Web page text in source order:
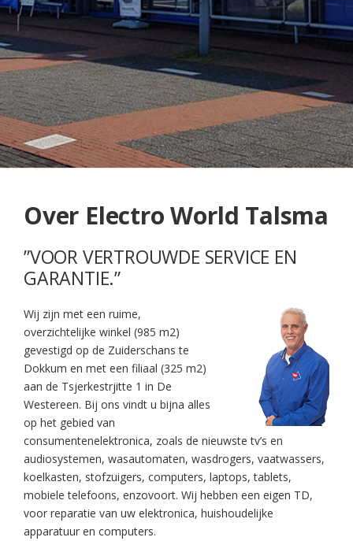
Over Electro World Talsma
”VOOR VERTROUWDE SERVICE EN
GARANTIE.”
Wij zijn met een ruime,
overzichtelijke winkel (985 m2)
gevestigd op de Zuiderschans te
Dokkum en met een filiaal (325 m2)
aan de Tsjerkestrjitte 1 in De
Westereen. Bij ons vindt u bijna alles
op het gebied van
consumentenelektronica, zoals de nieuwste tv’s en
audiosystemen, wasautomaten, wasdrogers, vaatwassers,
koelkasten, stofzuigers, computers, laptops, tablets,
mobiele telefoons, enzovoort. Wij hebben een eigen TD,
voor reparatie van uw elektronica, huishoudelijke
apparatuur en computers.